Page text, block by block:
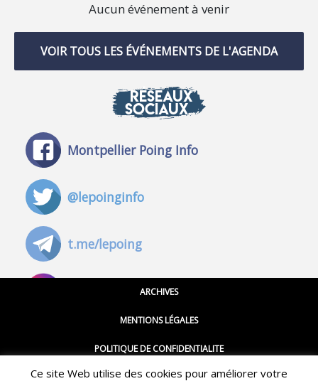
Aucun événement à venir
VOIR TOUS LES ÉVÉNEMENTS DE L'AGENDA
RÉSEAUX
SOCIAUX
Montpellier Poing Info
@lepoinginfo
t.me/lepoing
@montpellierpoinginfo
ARCHIVES
MENTIONS LÉGALES
POLITIQUE DE CONFIDENTIALITE
CGU
Ce site Web utilise des cookies pour améliorer votre